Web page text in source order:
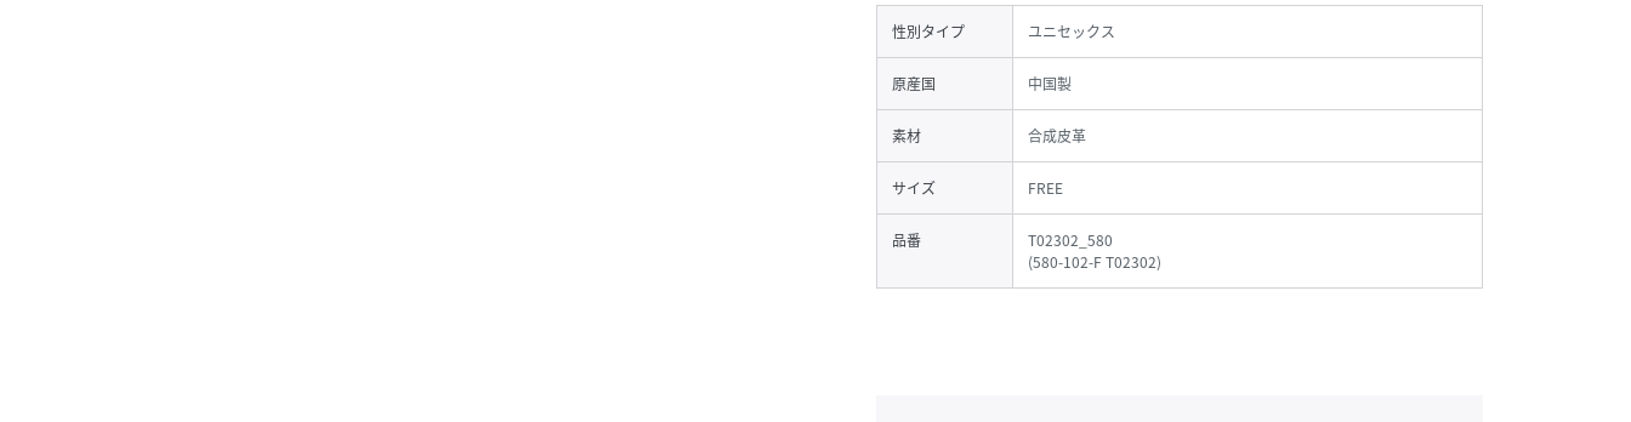
性別タイプ ユニセックス
原産国 中国製
素材 合成皮革
サイズ FREE
品番
T02302_580
(580-102-F T02302)